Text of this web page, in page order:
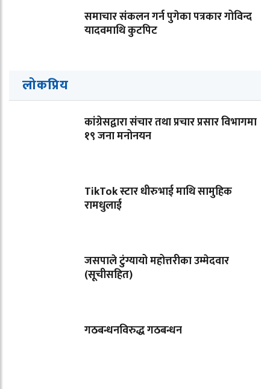
समाचार संकलन गर्न पुगेका पत्रकार गोविन्द
यादवमाथि कुटपिट
लोकप्रिय
कांग्रेसद्वारा संचार तथा प्रचार प्रसार विभागमा
१९ जना मनोनयन
TikTok स्टार धीरुभाई माथि सामुहिक
रामधुलाई
जसपाले टुंग्यायो महोत्तरीका उम्मेदवार
(सूचीसहित)
गठबन्धनविरुद्ध गठबन्धन